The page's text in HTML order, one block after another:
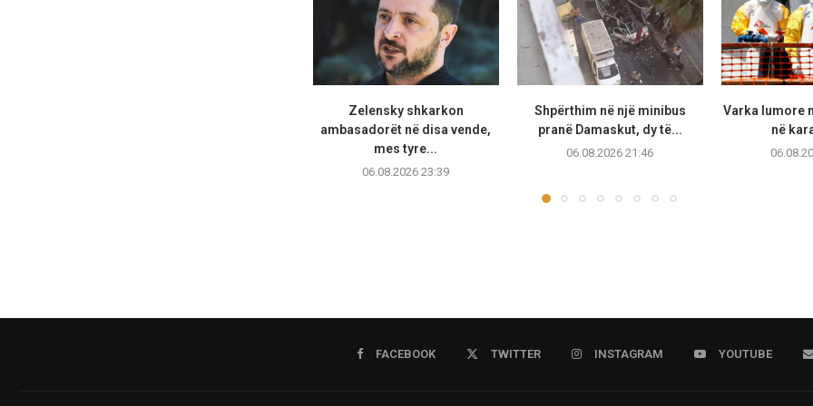
Zelensky shkarkon
ambasadorët në disa vende,
mes tyre...
06.08.2026 23:39
Shpërthim në një minibus
pranë Damaskut, dy të...
06.08.2026 21:46
Varka lumore
në
FACEBOOK TWITTER INSTAGRAM YOUTUBE